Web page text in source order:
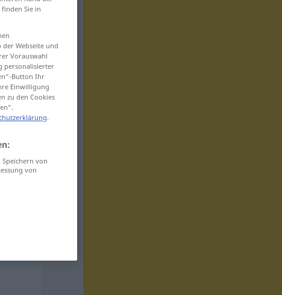
Sie in
Webseite und
Vorauswahl
personalisierter
Button Ihr
Einwilligung
zu den Cookies
.
von
von